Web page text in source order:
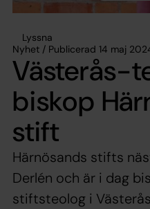
Lyssna
Nyhet / Publicerad 14 maj
Västerås-
biskop
stift
Härnösands stifts
Derlén och är i dag
stiftsteolog i